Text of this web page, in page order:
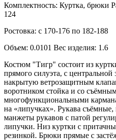
Комплектность: Куртка, брюки
124
Ростовка: с 170-176 по 182-188
Объем: 0.0101 Вес изделия: 1.6
Костюм "Тигр" состоит из
прямого силуэта, с
накрытую ветрозащитным
воротником стойка и со
многофункциональными
на «липучках». Рукава
манжеты рукавов с патой
липучки. Низ куртки с
резинкой. Брюки прямые с